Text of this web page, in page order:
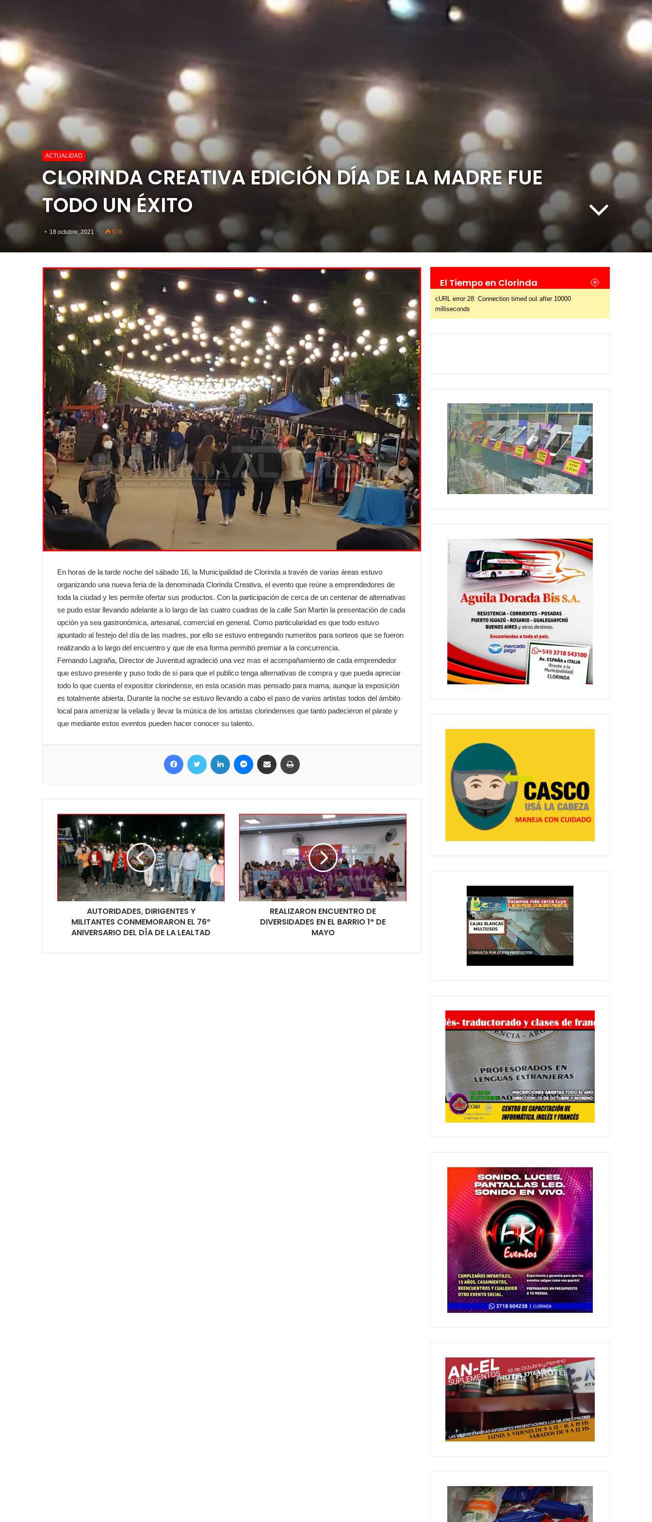
ACTUALIDAD
CLORINDA CREATIVA EDICIÓN DÍA DE LA MADRE FUE
TODO UN ÉXITO
18 octubre, 2021 578
En horas de la tarde noche del sábado 16, la Municipalidad de Clorinda a través de varias áreas estuvo
organizando una nueva feria de la denominada Clorinda Creativa, el evento que reúne a emprendedores de
toda la ciudad y les permite ofertar sus productos. Con la participación de cerca de un centenar de alternativas
se pudo estar llevando adelante a lo largo de las cuatro cuadras de la calle San Martin la presentación de cada
opción ya sea gastronómica, artesanal, comercial en general. Como particularidad es que todo estuvo
apuntado al festejo del día de las madres, por ello se estuvo entregando numeritos para sorteos que se fueron
realizando a lo largo del encuentro y que de esa forma permitió premiar a la concurrencia.
Fernando Lagraña, Director de Juventud agradeció una vez mas el acompañamiento de cada emprendedor
que estuvo presente y puso todo de si para que el publico tenga alternativas de compra y que pueda apreciar
todo lo que cuenta el expositor clorindense, en esta ocasión mas pensado para mama, aunque la exposición
es totalmente abierta. Durante la noche se estuvo llevando a cabo el paso de varios artistas todos del ámbito
local para amenizar la velada y llevar la música de los artistas clorindenses que tanto padecieron el párate y
que mediante estos eventos pueden hacer conocer su talento.
Facebook Twitter LinkedIn MessengerCompartir por correo electrónico
AUTORIDADES, DIRIGENTES Y
MILITANTES CONMEMORARON EL 76º
ANIVERSARIO DEL DÍA DE LA LEALTAD
REALIZARON ENCUENTRO DE
DIVERSIDADES EN EL BARRIO 1° DE
MAYO
El Tiempo en Clorinda
cURL error 28: Connection timed out after 10000
milliseconds